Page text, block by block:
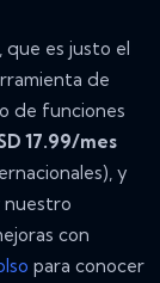
es justo el
de
de funciones
17.99/mes
y
nuestro
con
para conocer